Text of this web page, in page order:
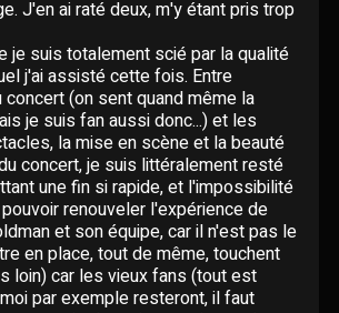
étrangères
d'oeil
données
J'en ai raté deux, m'y étant pris trop
je suis totalement scié par la qualité
j'ai assisté cette fois. Entre
concert (on sent quand même la
je suis fan aussi donc...) et les
la mise en scène et la beauté
concert, je suis littéralement resté
une fin si rapide, et l'impossibilité
renouveler l'expérience de
et son équipe, car il n'est pas le
en place, tout de même, touchent
loin) car les vieux fans (tout est
par exemple resteront, il faut